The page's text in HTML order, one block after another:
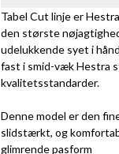
Tabel Cut linje er
den største
udelukkende syet i
fast i smid-væk Hestra
kvalitetsstandarder.
Denne model er den
slidstærkt, og
glimrende pasform